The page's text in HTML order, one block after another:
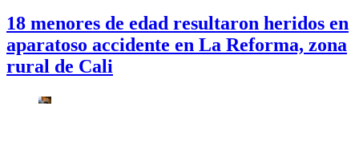
18 menores de edad resultaron heridos en
aparatoso accidente en La Reforma, zona
rural de Cali